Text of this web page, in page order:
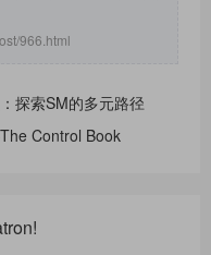
966.html
探索SM的多元路径
Control Book